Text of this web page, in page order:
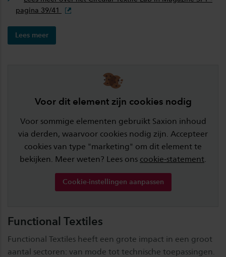
pagina 39/41
Lees meer
Functional Textiles
Functional Textiles heeft een grote impact in een groot
aantal sectoren: van mode tot technische toepassingen.
Voor dit element zijn cookies nodig
Voor sommige elementen gebruikt Saxion inhoud
via derden, waarvoor cookies nodig zijn. Accepteer
cookies van type "marketing" om dit element te
bekijken. Meer weten? Lees ons cookie-statement
Cookie-instellingen aanpassen